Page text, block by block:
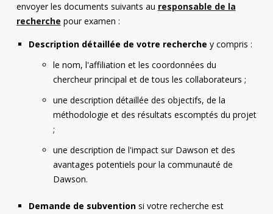
envoyer les documents suivants au responsable de la
recherche pour examen :
Description détaillée de votre recherche y compris :
le nom, l'affiliation et les coordonnées du
chercheur principal et de tous les collaborateurs ;
une description détaillée des objectifs, de la
méthodologie et des résultats escomptés du projet
;
une description de l'impact sur Dawson et des
avantages potentiels pour la communauté de
Dawson.
Demande de subventionsi votre recherche est